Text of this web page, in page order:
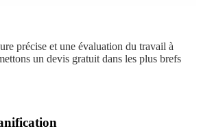
précise et une évaluation du travail à
un devis gratuit dans les plus brefs